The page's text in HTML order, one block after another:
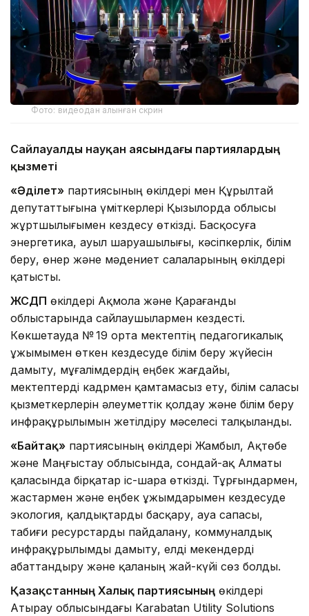
Фото: видеодан алынған скрин
Сайлауалды науқан аясындағы партиялардың
қызметі
«Әділет» партиясының өкілдері мен Құрылтай
депутаттығына үміткерлері Қызылорда облысы
жұртшылығымен кездесу өткізді. Басқосуға
энергетика, ауыл шаруашылығы, кәсіпкерлік, білім
беру, өнер және мәдениет салаларының өкілдері
қатысты.
ЖСДП өкілдері Ақмола және Қарағанды
облыстарында сайлаушылармен кездесті.
Көкшетауда № 19 орта мектептің педагогикалық
ұжымымен өткен кездесуде білім беру жүйесін
дамыту, мұғалімдердің еңбек жағдайы,
мектептерді кадрмен қамтамасыз ету, білім саласы
қызметкерлерін әлеуметтік қолдау және білім беру
инфрақұрылымын жетілдіру мәселесі талқыланды.
«Байтақ» партиясының өкілдері Жамбыл, Ақтөбе
және Маңғыстау облысында, сондай-ақ Алматы
қаласында бірқатар іс-шара өткізді. Тұрғындармен,
жастармен және еңбек ұжымдарымен кездесуде
экология, қалдықтарды басқару, ауа сапасы,
табиғи ресурстарды пайдалану, коммуналдық
инфрақұрылымды дамыту, елді мекендерді
абаттандыру және қаланың жай-күйі сөз болды.
Қазақстанның Халық партиясының өкілдері
Атырау облысындағы Karabatan Utility Solutions